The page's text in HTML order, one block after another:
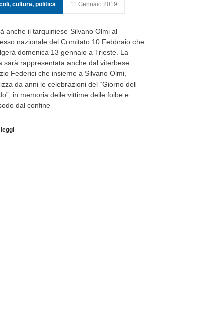
, cultura, politica 11 Gennaio 2019
anche il tarquiniese Silvano Olmi al
nazionale del Comitato 10 Febbraio che
domenica 13 gennaio a Trieste. La
sarà rappresentata anche dal viterbese
Federici che insieme a Silvano Olmi,
da anni le celebrazioni del “Giorno del
in memoria delle vittime delle foibe e
dal confine
leggi